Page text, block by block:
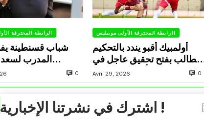
الرابطة المحترفة
شباب قسنطينة
المدرب لسعد
0
الرابطة المحترفة الأولى موبيليس
أولمبيك أقبو يندد بالتحكيم
ويطالب بفتح تحقيق عاجل في
تجاوزات أثّرت على نتائج
الفريق
Avril 29, 2026 0
VOIR PLUS اشترك في نشرتنا الإخبارية !